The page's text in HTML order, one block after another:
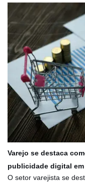
Varejo se destaca
publicidade digital em
O setor varejista se